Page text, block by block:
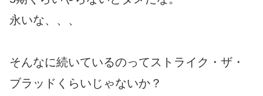
永いな、、、
そんなに続いているのってストライク・ザ・
ブラッドくらいじゃないか？